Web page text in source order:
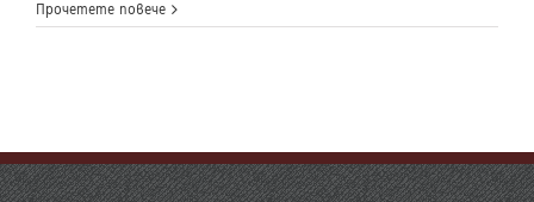
Прочетете повече